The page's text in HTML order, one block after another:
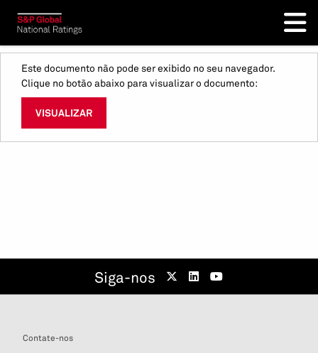
Este documento não pode ser exibido no seu navegador.
Clique no botão abaixo para visualizar o documento:
VISUALIZAR
Siga-nos
Contate-nos